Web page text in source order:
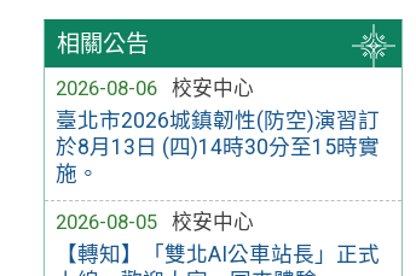
相關公告
2026-08-06
校安中心
臺北市2026城鎮韌性(防空)演習訂
於8月13日 (四)14時30分至15時實
施。
2026-08-05
校安中心
【轉知】「雙北AI公車站長」正式